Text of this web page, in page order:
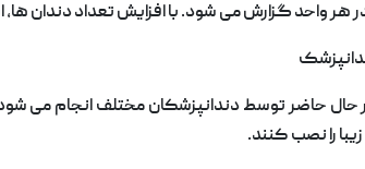
هر واحد گزارش می شود. با افزایش تعداد دندان ها،
حال حاضر توسط دندانپزشکان مختلف انجام می
را نصب کنند.